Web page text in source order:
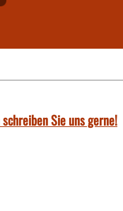
Sie uns gerne!